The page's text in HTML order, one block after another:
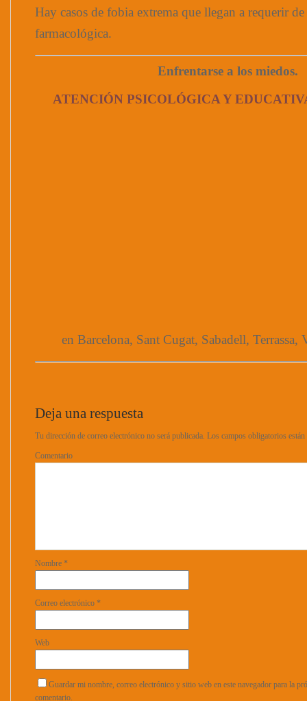
Hay casos de fobia extrema que llegan a requerir
farmacológica.
Enfrentarse a los miedos.
ATENCIÓN PSICOLÓGICA Y
en Barcelona, Sant Cugat, Sabadell, Terrassa,
Deja una respuesta
Tu dirección de correo electrónico no será publicada. Los campos obligatorios
Comentario
Nombre *
Correo electrónico *
Web
Guardar mi nombre, correo electrónico y sitio web en este navegador para la
comentario.